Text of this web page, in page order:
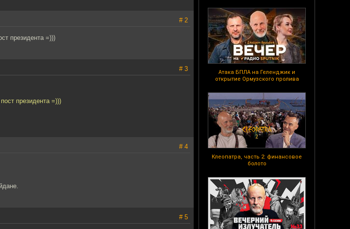
Атака БПЛА на Геленджик и
открытие Ормузского пролива
Клеопатра, часть 2: финансовое
болото
# 2
президента =)))
# 3
президента =)))
# 4
# 5